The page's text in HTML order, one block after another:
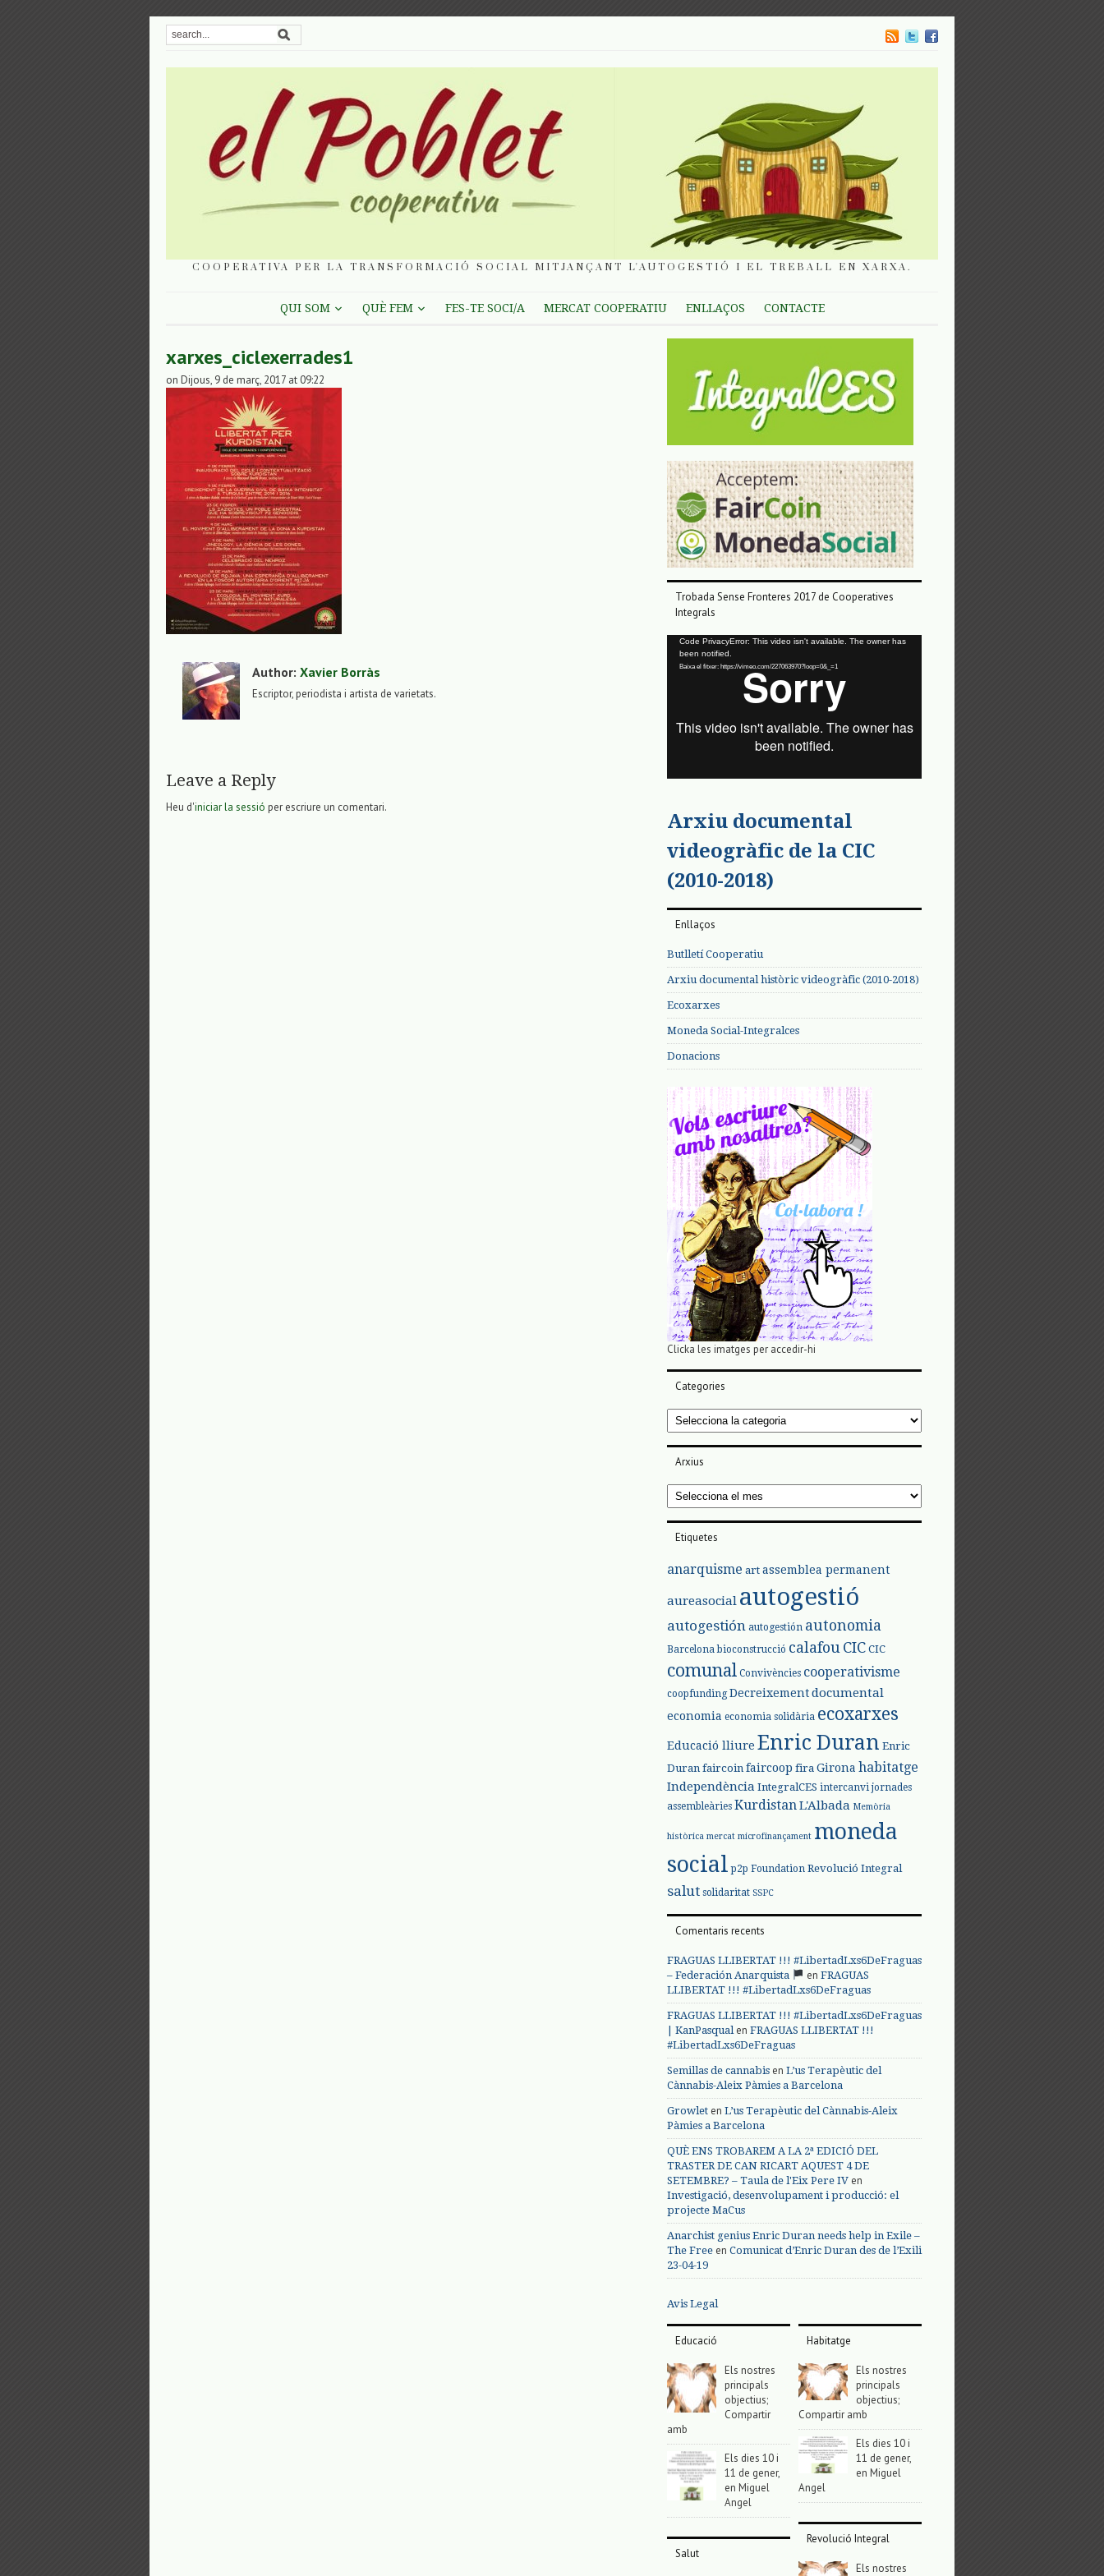
COOPERATIVA PER LA TRANSFORMACIÓ SOCIAL MITJANÇANT L'AUTOGESTIÓ I EL TREBALL EN XARXA.
QUI SOM QUÈ FEM FES-TE SOCI/A MERCAT COOPERATIU ENLLAÇOS CONTACTE
xarxes_ciclexerrades1
on Dijous, 9 de març, 2017 at 09:22
Author: Xavier Borràs
Escriptor, periodista i artista de varietats.
Leave a Reply
Heu d'iniciar la sessió per escriure un comentari.
Trobada Sense Fronteres 2017 de Cooperatives
Integrals
Reproductor
vídeo
Code PrivacyError: This video isn't available. The owner has
been notified.
Baixa el fitxer: https://vimeo.com/227063970?loop=0&_=1
Arxiu documental
videogràfic de la CIC
(2010-2018)
Enllaços
Butlletí Cooperatiu
Arxiu documental històric videogràfic (2010-2018)
Ecoxarxes
Moneda Social-Integralces
Donacions
Clicka les imatges per accedir-hi
Categories
Categories
Arxius
Arxius
Etiquetes
anarquisme art assemblea permanent
aureasocial autogestió
autogestión autogestión autonomia
Barcelona bioconstrucció calafou CIC CIC
comunal Convivències cooperativisme
coopfunding Decreixementdocumental
economia economia solidària ecoxarxes
Educació lliure Enric Duran Enric
Duran faircoin faircoop fira Girona habitatge
Independència IntegralCES intercanvi jornades
assembleàries Kurdistan L'Albada Memòria
històrica mercat microfinançament moneda
social p2p Foundation Revolució Integral
salut solidaritat SSPC
Comentaris recents
FRAGUAS LLIBERTAT !!! #LibertadLxs6DeFraguas
– Federación Anarquista
en FRAGUAS
LLIBERTAT !!! #LibertadLxs6DeFraguas
FRAGUAS LLIBERTAT !!! #LibertadLxs6DeFraguas
| KanPasqualen FRAGUAS LLIBERTAT !!!
#LibertadLxs6DeFraguas
Semillas de cannabis en L’us Terapèutic del
Cànnabis-Aleix Pàmies a Barcelona
Growlet en L’us Terapèutic del Cànnabis-Aleix
Pàmies a Barcelona
QUÈ ENS TROBAREM A LA 2ª EDICIÓ DEL
TRASTER DE CAN RICART AQUEST 4 DE
SETEMBRE? – Taula de l'Eix Pere IV en
Investigació, desenvolupament i producció: el
projecte MaCus
Anarchist genius Enric Duran needs help in Exile –
The Free en Comunicat d’Enric Duran des de l’Exili
23-04-19
Avis Legal
Educació
Els nostres
principals
objectius;
Compartir
amb
Els dies 10 i
11 de gener,
en Miguel
Angel
Salut
Habitatge
Els nostres
principals
objectius;
Compartir amb
Els dies 10 i
11 de gener,
en Miguel
Angel
Revolució Integral
Els nostres